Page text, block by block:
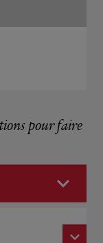
pour faire